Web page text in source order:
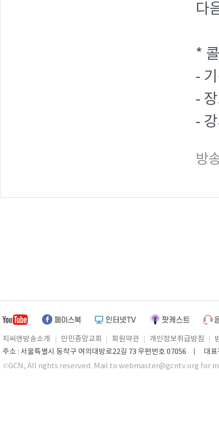
다
*
-
-
-
방
지씨엔방송소개 만민중앙교회 회원약관 개인정보취급방침
주소 : 서울특별시 동작구 여의대방로22길 73 우편번호 07056 ㅣ 대
©GCN, All rights reserved. Mail to webmaster@gcntv.org for